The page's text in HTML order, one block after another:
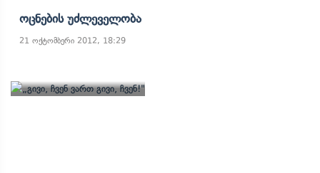
Ოცნების Უძლეველობა
21 ოქტომბერი 2012, 18:29